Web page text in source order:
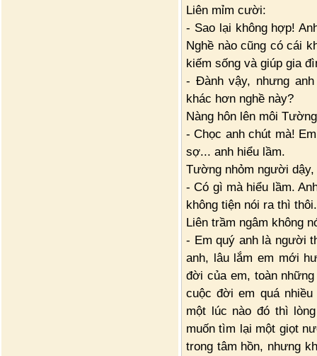
Liên mỉm cười:
- Sao lại không hợp!
Nghề nào cũng có cái
kiếm sống và giúp gia
- Đành vậy, nhưng
khác hơn nghề này?
Nàng hôn lên môi
- Chọc anh chút mà!
sợ... anh hiểu lầm.
Tường nhỏm người
- Có gì mà hiểu lầm.
không tiện nói ra thì thôi.
Liên trầm ngâm không
- Em quý anh là người
anh, lâu lắm em mới
đời của em, toàn
cuộc đời em quá
một lúc nào đó thì
muốn tìm lại một giọt
trong tâm hồn, nhưng